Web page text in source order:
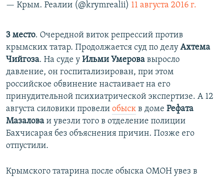
— Крым. Реалии (@krymrealii) 11 августа 2016 г.
3 место. Очередной виток репрессий против
крымских татар. Продолжается суд по делу Ахтема
Чийгоза. На суде у Ильми Умерова выросло
давление, он госпитализирован, при этом
российское обвинение настаивает на его
принудительной психиатрической экспертизе. А 12
августа силовики провели обыск в доме Рефата
Мазалова и увезли того в отделение полиции
Бахчисарая без объяснения причин. Позже его
отпустили.
Крымского татарина после обыска ОМОН увез в